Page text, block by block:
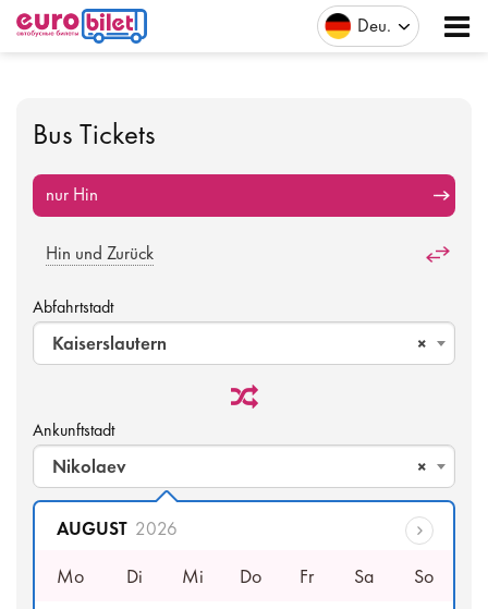
Deu
Bus Tickets
nur Hin
Hin und Zurück
Abfahrtstadt
×
Kaiserslautern
Ankunftstadt
×
Nikolaev
AUGUST 2026
Mo Di Mi Do Fr Sa So